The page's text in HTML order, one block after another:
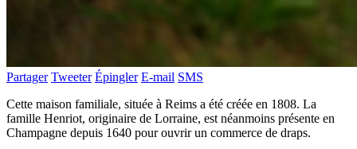
Partager Tweeter Épingler E-mail SMS
Cette maison familiale, située à Reims a été créée en 1808. La
famille Henriot, originaire de Lorraine, est néanmoins présente en
Champagne depuis 1640 pour ouvrir un commerce de draps.